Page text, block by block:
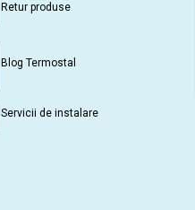
Retur produse
Blog Termostal
Servicii de instalare